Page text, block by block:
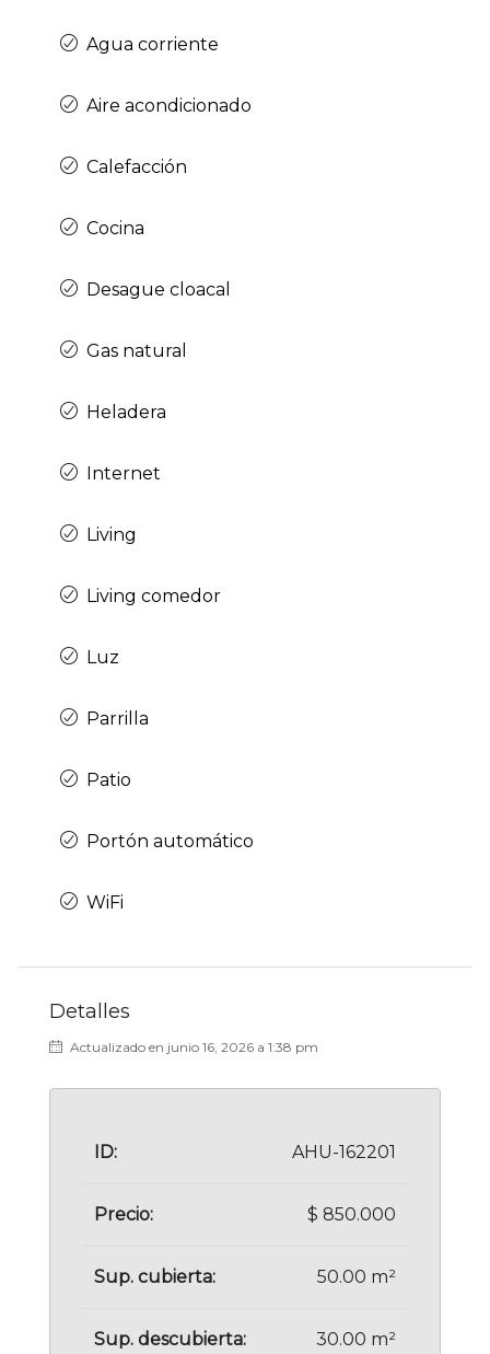
Agua corriente
Aire acondicionado
Calefacción
Cocina
Desague cloacal
Gas natural
Heladera
Internet
Living
Living comedor
Luz
Parrilla
Patio
Portón automático
WiFi
Detalles
Actualizado en junio 16, 2026 a 1:38 pm
ID: AHU-162201
Precio: $ 850.000
Sup. cubierta: 50.00 m²
Sup. descubierta: 30.00 m²